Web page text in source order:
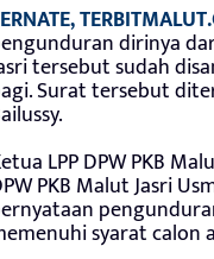
dirinya
tersebut sudah
Surat tersebut
LPP DPW PKB
PKB Malut Jasri
syarat calon